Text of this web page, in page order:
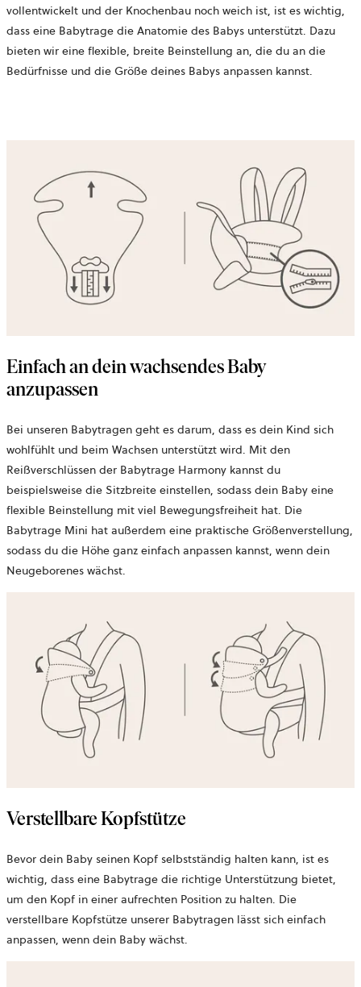
vollentwickelt und der Knochenbau noch weich ist, ist es wichtig,
dass eine Babytrage die Anatomie des Babys unterstützt. Dazu
bieten wir eine flexible, breite Beinstellung an, die du an die
Bedürfnisse und die Größe deines Babys anpassen kannst.
Einfach an dein wachsendes Baby
anzupassen
Bei unseren Babytragen geht es darum, dass es dein Kind sich
wohlfühlt und beim Wachsen unterstützt wird. Mit den
Reißverschlüssen der Babytrage Harmony kannst du
beispielsweise die Sitzbreite einstellen, sodass dein Baby eine
flexible Beinstellung mit viel Bewegungsfreiheit hat. Die
Babytrage Mini hat außerdem eine praktische Größenverstellung,
sodass du die Höhe ganz einfach anpassen kannst, wenn dein
Neugeborenes wächst.
Verstellbare Kopfstütze
Bevor dein Baby seinen Kopf selbstständig halten kann, ist es
wichtig, dass eine Babytrage die richtige Unterstützung bietet,
um den Kopf in einer aufrechten Position zu halten. Die
verstellbare Kopfstütze unserer Babytragen lässt sich einfach
anpassen, wenn dein Baby wächst.